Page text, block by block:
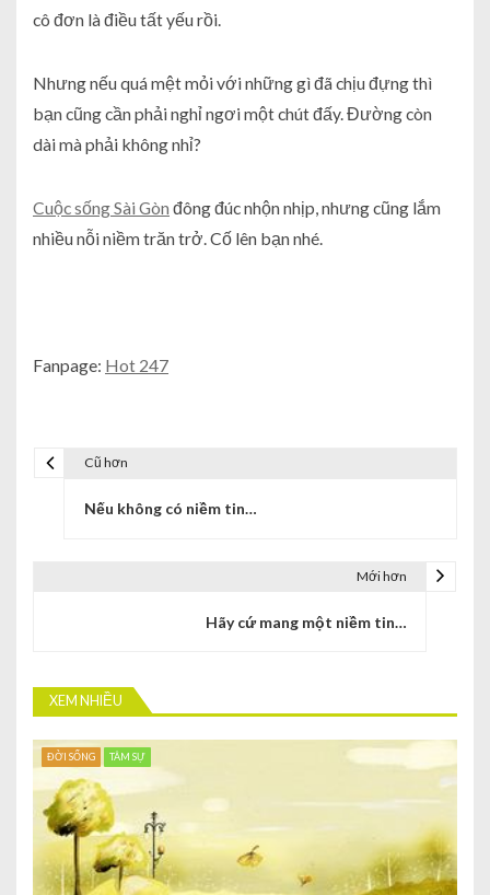
cô đơn là điều tất yếu rồi.
Nhưng nếu quá mệt mỏi với những gì đã chịu đựng thì
bạn cũng cần phải nghỉ ngơi một chút đấy. Đường còn
dài mà phải không nhỉ?
Cuộc sống Sài Gòn đông đúc nhộn nhịp, nhưng cũng lắm
nhiều nỗi niềm trăn trở. Cố lên bạn nhé.
Fanpage: Hot 247
Cũ hơn
Nếu không có niềm tin…
Mới hơn
Hãy cứ mang một niềm tin…
XEM NHIỀU
ĐỜI SỐNG TÂM SỰ